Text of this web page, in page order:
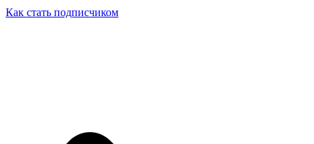
Как стать подписчиком